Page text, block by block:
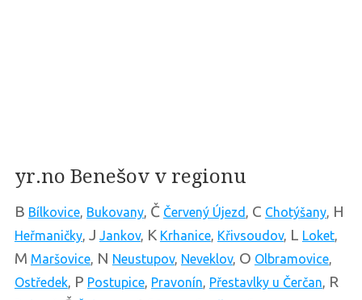
yr.no Benešov v regionu
B Bílkovice, Bukovany, Č Červený Újezd , C Chotýšany, H
Heřmaničky, J Jankov, K Krhanice, Křivsoudov, L Loket,
M Maršovice, N Neustupov, Neveklov, O Olbramovice,
Ostředek, P Postupice, Pravonín, Přestavlky u Čerčan, R